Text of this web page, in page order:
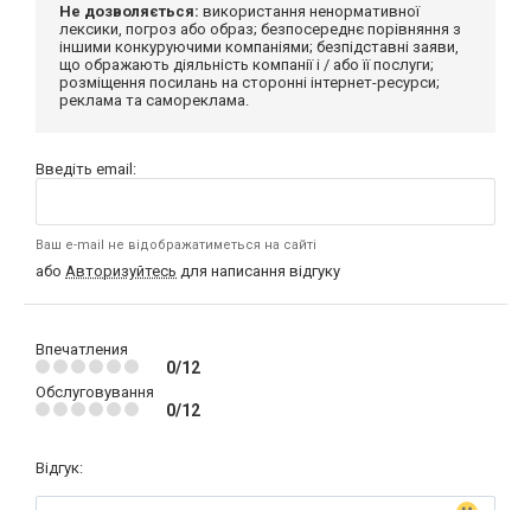
Не дозволяється: використання ненормативної
лексики, погроз або образ; безпосереднє порівняння з
іншими конкуруючими компаніями; безпідставні заяви,
що ображають діяльність компанії і / або її послуги;
розміщення посилань на сторонні інтернет-ресурси;
реклама та самореклама.
Введіть email:
Ваш e-mail не відображатиметься на сайті
або Авторизуйтесь для написання відгуку
Впечатления
0/12
Обслуговування
0/12
Відгук: